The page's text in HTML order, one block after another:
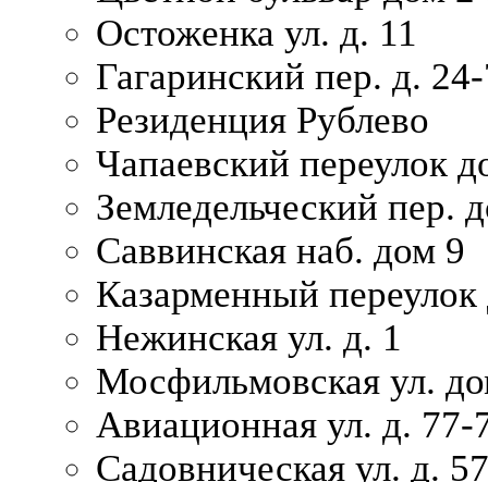
Остоженка ул. д. 11
Гагаринский пер. д.
Резиденция Рублево
Чапаевский переулок
Земледельческий пер.
Саввинская наб. дом 9
Казарменный переулок
Нежинская ул. д. 1
Мосфильмовская ул.
Авиационная ул. д. 77-
Садовническая ул. д.